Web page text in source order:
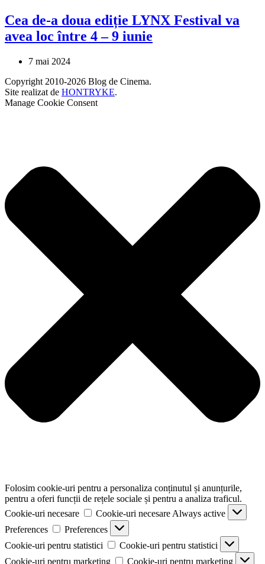
Cea de-a doua ediție LYNX Festival va
avea loc între 4 – 9 iunie
7 mai 2024
Copyright 2010-2026 Blog de Cinema.
Site realizat de HONTRYKE.
Manage Cookie Consent
Folosim cookie-uri pentru a personaliza conținutul și anunțurile,
pentru a oferi funcții de rețele sociale și pentru a analiza traficul.
Cookie-uri necesare
Cookie-uri necesare Always active
Preferences
Preferences
Cookie-uri pentru statistici
Cookie-uri pentru statistici
Cookie-uri pentru marketing
Cookie-uri pentru marketing